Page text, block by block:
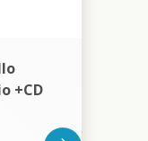
+CD